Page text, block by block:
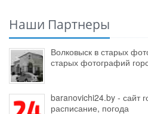
Наши Партнеры
Волковыск в старых
старых фотографий
baranovichi24.by - сайт
расписание, погода